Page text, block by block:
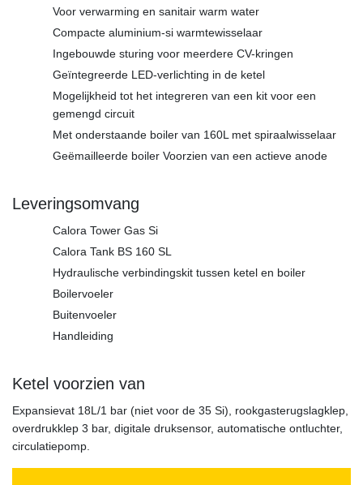
Voor verwarming en sanitair warm water
Compacte aluminium-si warmtewisselaar
Ingebouwde sturing voor meerdere CV-kringen
Geïntegreerde LED-verlichting in de ketel
Mogelijkheid tot het integreren van een kit voor een
gemengd circuit
Met onderstaande boiler van 160L met spiraalwisselaar
Geëmailleerde boiler Voorzien van een actieve anode
Leveringsomvang
Calora Tower Gas Si
Calora Tank BS 160 SL
Hydraulische verbindingskit tussen ketel en boiler
Boilervoeler
Buitenvoeler
Handleiding
Ketel voorzien van
Expansievat 18L/1 bar (niet voor de 35 Si), rookgasterugslagklep,
overdrukklep 3 bar, digitale druksensor, automatische ontluchter,
circulatiepomp.